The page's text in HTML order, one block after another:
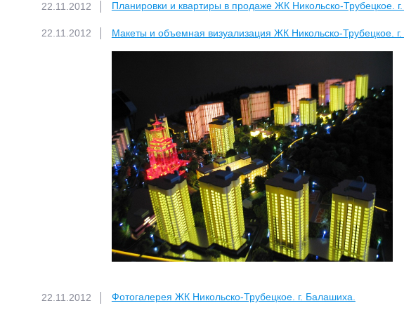
22.11.2012 Планировки и квартиры в продаже ЖК Никольско-Трубецкое.
22.11.2012 Макеты и объемная визуализация ЖК Никольско-Трубецкое.
22.11.2012 Фотогалерея ЖК Никольско-Трубецкое. г. Балашиха.